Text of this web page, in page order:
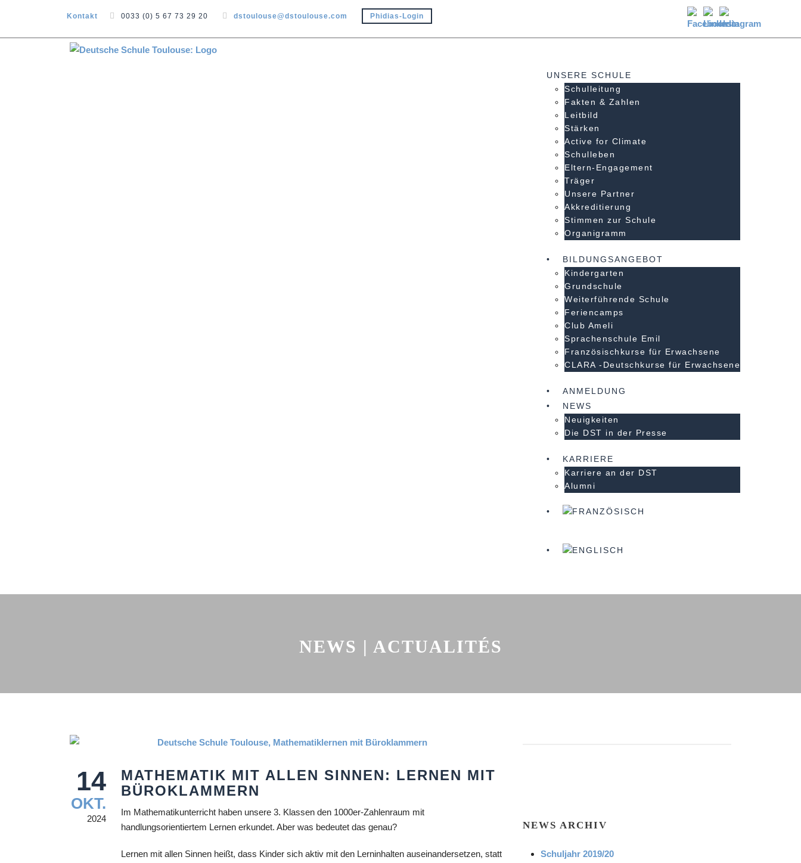
Kontakt 0033 (0) 5 67 73 29 20 dstoulouse@dstoulouse.com Phidias-Login
UNSERE SCHULE
Schulleitung
Fakten & Zahlen
Leitbild
Stärken
Active for Climate
Schulleben
Eltern-Engagement
Träger
Unsere Partner
Akkre­di­tier­ung
Stimmen zur Schule
Organigramm
BILDUNGSANGEBOT
Kindergarten
Grundschule
Weiterführende Schule
Feriencamps
Club Ameli
Sprachenschule Emil
Französischkurse für Erwachsene
CLARA -Deutschkurse für Erwachsene
ANMELDUNG
NEWS
Neuigkeiten
Die DST in der Presse
KARRIERE
Karriere an der DST
Alumni
NEWS | ACTUALITÉS
14
OKT.
2024
MATHEMATIK MIT ALLEN SINNEN: LERNEN MIT
BÜROKLAMMERN
Im Mathematikunterricht haben unsere 3. Klassen den 1000er-Zahlenraum mit
handlungsorientiertem Lernen erkundet. Aber was bedeutet das genau?
Lernen mit allen Sinnen heißt, dass Kinder sich aktiv mit den Lerninhalten auseinandersetzen, statt
NEWS ARCHIV
Schuljahr 2019/20